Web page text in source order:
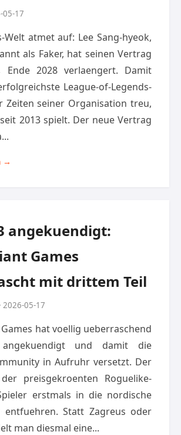
05-17
Welt atmet auf: Lee Sang-hyeok,
als Faker, hat seinen Vertrag
2028 verlaengert. Damit
League-of-Legends-
Zeiten seiner Organisation treu,
2013 spielt. Der neue Vertrag
→
angekuendigt:
Games
mit drittem Teil
· 2026-05-17
hat voellig ueberraschend
und damit die
in Aufruhr versetzt. Der
preisgekroenten Roguelike-
erstmals in die nordische
entfuehren. Statt Zagreus oder
man diesmal eine...